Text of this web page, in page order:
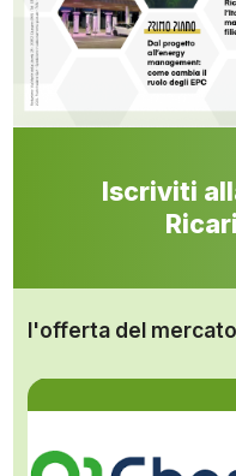
Iscriviti
l'offerta del mercato